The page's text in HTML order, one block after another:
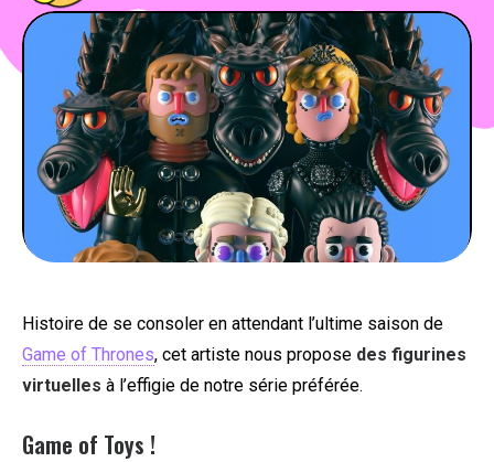
FOOD
BONS PLANS
SOUTENEZ KULTT
Histoire de se consoler en attendant l’ultime saison de
Game of Thrones, cet artiste nous propose des figurines
virtuelles à l’effigie de notre série préférée.
Game of Toys !